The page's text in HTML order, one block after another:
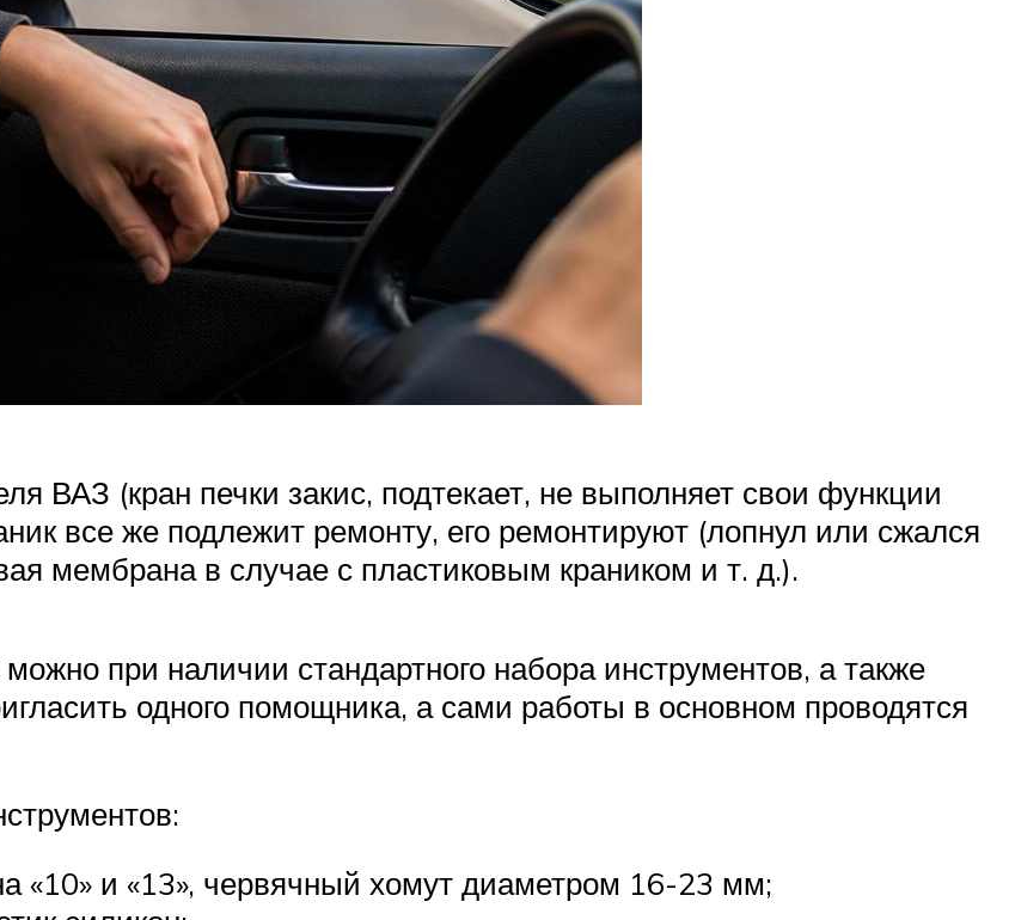
ВАЗ (кран печки закис, подтекает, не выполняет свои функции
все же подлежит ремонту, его ремонтируют (лопнул или сжался
мембрана в случае с пластиковым краником и т. д.).
при наличии стандартного набора инструментов, а также
одного помощника, а сами работы в основном проводятся
«10» и «13», червячный хомут диаметром 16-23 мм;